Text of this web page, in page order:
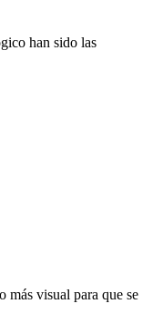
han sido las
más visual para que se